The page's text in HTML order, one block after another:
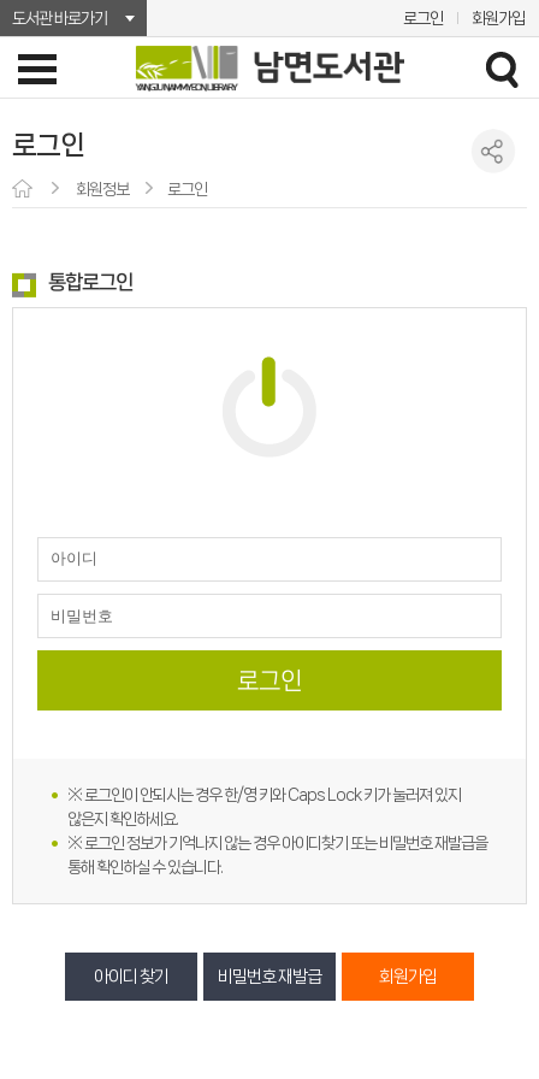
도서관 바로가기 로그인 회원가입
로그인
회원정보 로그인
통합로그인
※ 로그인이 안되시는 경우 한/영 키와 Caps Lock 키가 눌러져 있지
않은지 확인하세요.
※ 로그인 정보가 기억나지 않는 경우 아이디찾기 또는 비밀번호 재발급을
통해 확인하실 수 있습니다.
아이디 찾기 비밀번호 재발급 회원가입